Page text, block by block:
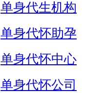
单身代生机构
单身代怀助孕
单身代怀中心
单身代怀公司